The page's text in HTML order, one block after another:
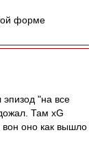
форме
эпизод "на все
Там xG
вон оно как вышло